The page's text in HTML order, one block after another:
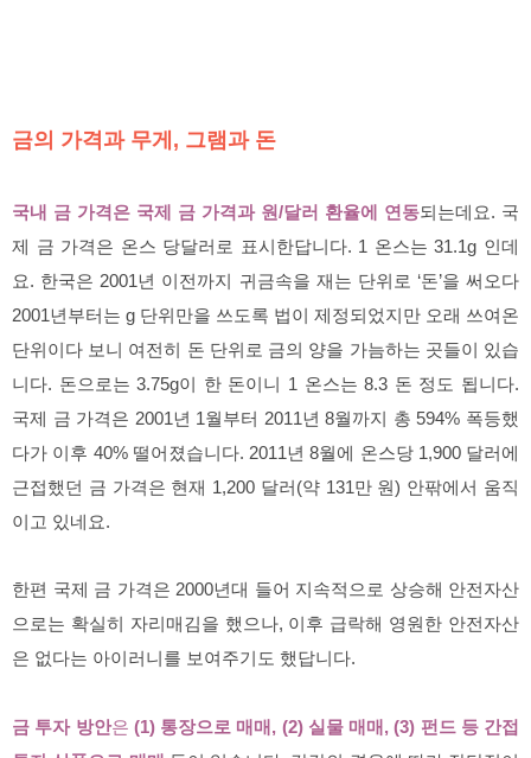
금의 가격과 무게, 그램과 돈
국내 금 가격은 국제 금 가격과 원/달러 환율에 연동되는데요. 국
제 금 가격은 온스 당달러로 표시한답니다. 1 온스는 31.1g 인데
요. 한국은 2001년 이전까지 귀금속을 재는 단위로 ‘돈’을 써오다
2001년부터는 g 단위만을 쓰도록 법이 제정되었지만 오래 쓰여온
단위이다 보니 여전히 돈 단위로 금의 양을 가늠하는 곳들이 있습
니다. 돈으로는 3.75g이 한 돈이니 1 온스는 8.3 돈 정도 됩니다.
국제 금 가격은 2001년 1월부터 2011년 8월까지 총 594% 폭등했
다가 이후 40% 떨어졌습니다. 2011년 8월에 온스당 1,900 달러에
근접했던 금 가격은 현재 1,200 달러(약 131만 원) 안팎에서 움직
이고 있네요.
한편 국제 금 가격은 2000년대 들어 지속적으로 상승해 안전자산
으로는 확실히 자리매김을 했으나, 이후 급락해 영원한 안전자산
은 없다는 아이러니를 보여주기도 했답니다.
금 투자 방안은 (1) 통장으로 매매, (2) 실물 매매, (3) 펀드 등 간접